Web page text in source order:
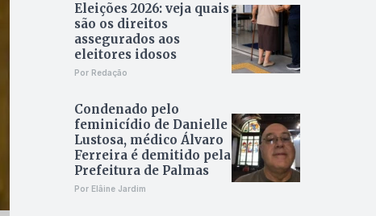
Eleições 2026: veja quais
são os direitos
assegurados aos
eleitores idosos
Por Redação
Condenado pelo
feminicídio de Danielle
Lustosa, médico Álvaro
Ferreira é demitido pela
Prefeitura de Palmas
Por Elâine Jardim